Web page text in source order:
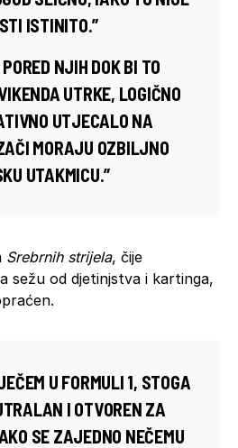
ISTINITO.”
NJIH DOK BI TO
UTRKE, LOGIČNO
UTJECALO NA
MORAJU OZBILJNO
UTAKMICU.”
Srebrnih strijela, čije
sežu od djetinjstva i kartinga,
U FORMULI 1, STOGA
I OTVOREN ZA
SE ZAJEDNO NEČEMU